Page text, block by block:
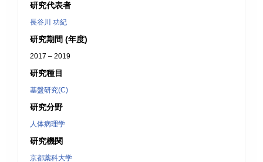
研究代表者
長谷川 功紀
研究期間 (年度)
2017 – 2019
研究種目
基盤研究(C)
研究分野
人体病理学
研究機関
京都薬科大学